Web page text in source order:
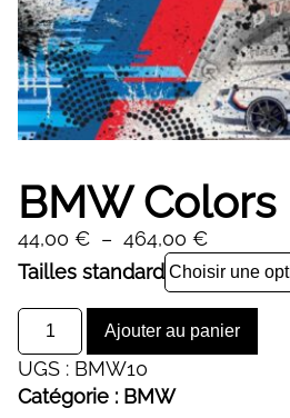
BMW Colors
44,00 € – 464,00 €Plage
de
prix :
44,00 €
à
Tailles standard
quantité
de
BMW
Colors
Ajouter au panier
Alternative:
UGS : BMW10
Catégorie : BMW